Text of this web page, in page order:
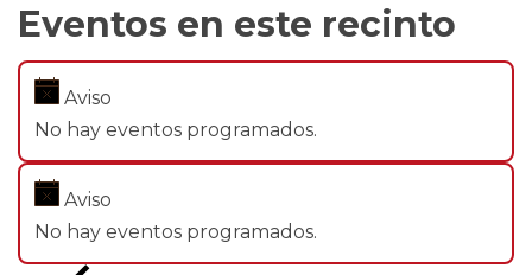
Eventos en este recinto
Aviso
No hay eventos programados.
Aviso
No hay eventos programados.